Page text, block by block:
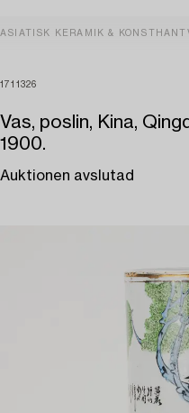
ASIATISK KERAMIK &
1711326
Vas, poslin, Kina,
1900.
Auktionen avslutad